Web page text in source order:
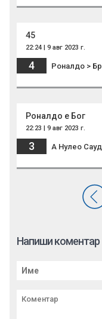
45
22:24 | 9 авг 2023 г.
4 Роналдо >
Роналдо е Бог
22:23 | 9 авг 2023 г.
3 А Нулео
Напиши коментар